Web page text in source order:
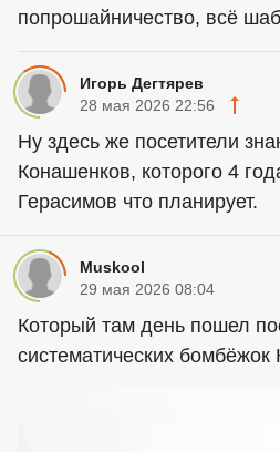
попрошайничество, всё
Игорь Дегтярев
28 мая 2026 22:56
Ну здесь же посетители
Конашенков, которого 4
Герасимов что планирует.
Muskool
29 мая 2026 08:04
Который там день пошел
систематических бомбёжок